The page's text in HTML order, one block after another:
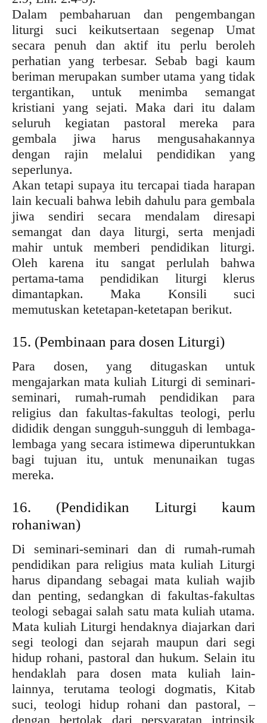
Dalam pembaharuan dan pengembangan
liturgi suci keikutsertaan segenap Umat
secara penuh dan aktif itu perlu beroleh
perhatian yang terbesar. Sebab bagi kaum
beriman merupakan sumber utama yang tidak
tergantikan, untuk menimba semangat
kristiani yang sejati. Maka dari itu dalam
seluruh kegiatan pastoral mereka para
gembala jiwa harus mengusahakannya
dengan rajin melalui pendidikan yang
seperlunya.
Akan tetapi supaya itu tercapai tiada harapan
lain kecuali bahwa lebih dahulu para gembala
jiwa sendiri secara mendalam diresapi
semangat dan daya liturgi, serta menjadi
mahir untuk memberi pendidikan liturgi.
Oleh karena itu sangat perlulah bahwa
pertama-tama pendidikan liturgi klerus
dimantapkan. Maka Konsili suci
memutuskan ketetapan-ketetapan berikut.
15. (Pembinaan para dosen Liturgi)
Para dosen, yang ditugaskan untuk
mengajarkan mata kuliah Liturgi di seminari-
seminari, rumah-rumah pendidikan para
religius dan fakultas-fakultas teologi, perlu
dididik dengan sungguh-sungguh di lembaga-
lembaga yang secara istimewa diperuntukkan
bagi tujuan itu, untuk menunaikan tugas
mereka.
16. (Pendidikan Liturgi kaum
rohaniwan)
Di seminari-seminari dan di rumah-rumah
pendidikan para religius mata kuliah Liturgi
harus dipandang sebagai mata kuliah wajib
dan penting, sedangkan di fakultas-fakultas
teologi sebagai salah satu mata kuliah utama.
Mata kuliah Liturgi hendaknya diajarkan dari
segi teologi dan sejarah maupun dari segi
hidup rohani, pastoral dan hukum. Selain itu
hendaklah para dosen mata kuliah lain-
lainnya, terutama teologi dogmatis, Kitab
suci, teologi hidup rohani dan pastoral, –
dengan bertolak dari persyaratan intrinsik